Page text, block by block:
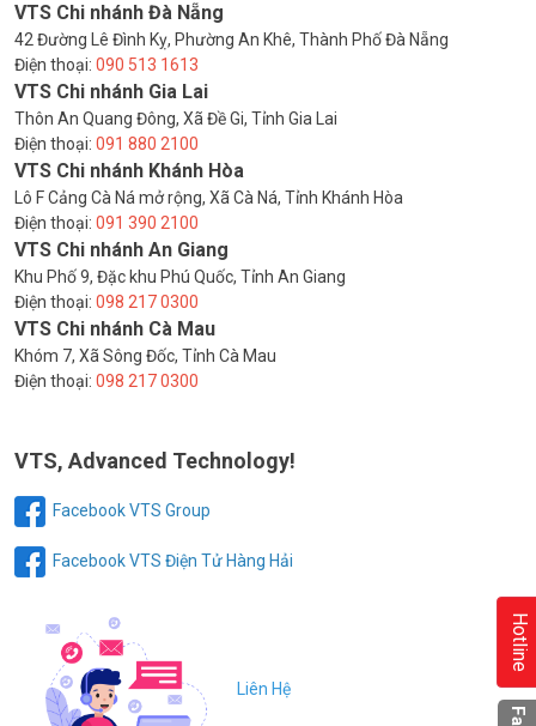
VTS Chi nhánh Đà Nẵng
42 Đường Lê Đình Kỵ, Phường An Khê, Thành Phố Đà Nẵng
Điện thoại: 090 513 1613
VTS Chi nhánh Gia Lai
Thôn An Quang Đông, Xã Đề Gi, Tỉnh Gia Lai
Điện thoại: 091 880 2100
VTS Chi nhánh Khánh Hòa
Lô F Cảng Cà Ná mở rộng, Xã Cà Ná, Tỉnh Khánh Hòa
Điện thoại: 091 390 2100
VTS Chi nhánh An Giang
Khu Phố 9, Đặc khu Phú Quốc, Tỉnh An Giang
Điện thoại: 098 217 0300
VTS Chi nhánh Cà Mau
Khóm 7, Xã Sông Đốc, Tỉnh Cà Mau
Điện thoại: 098 217 0300
VTS, Advanced Technology!
Facebook VTS Group
Facebook VTS Điện Tử Hàng Hải
Liên Hệ
Hotline